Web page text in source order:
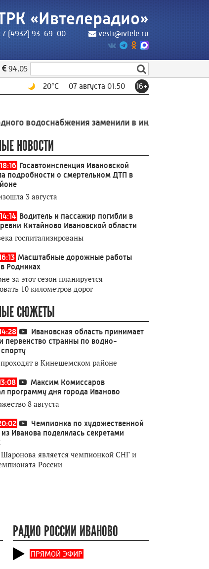
«Ивтелерадио»
(4932) 93-69-00 vesti@ivtele.ru
94,05
20°C 07 августа 01:50 16+
заменили в индустриальном
НОВОСТИ
Госавтоинспекция Ивановской
подробности о смертельном ДТП в
3 августа
Водитель и пассажир погибли в
Китайново Ивановской области
госпитализированы
Масштабные дорожные работы
Родниках
за этот сезон планируется
10 километров дорог
СЮЖЕТЫ
Ивановская область принимает
первенство странны по водно-
в Кинешемском районе
Максим Комиссаров
программу дня города Иваново
8 августа
Чемпионка по художественной
Иванова поделилась секретами
является чемпионкой СНГ и
России
РАДИО РОССИИ ИВАНОВО
ПРЯМОЙ ЭФИР